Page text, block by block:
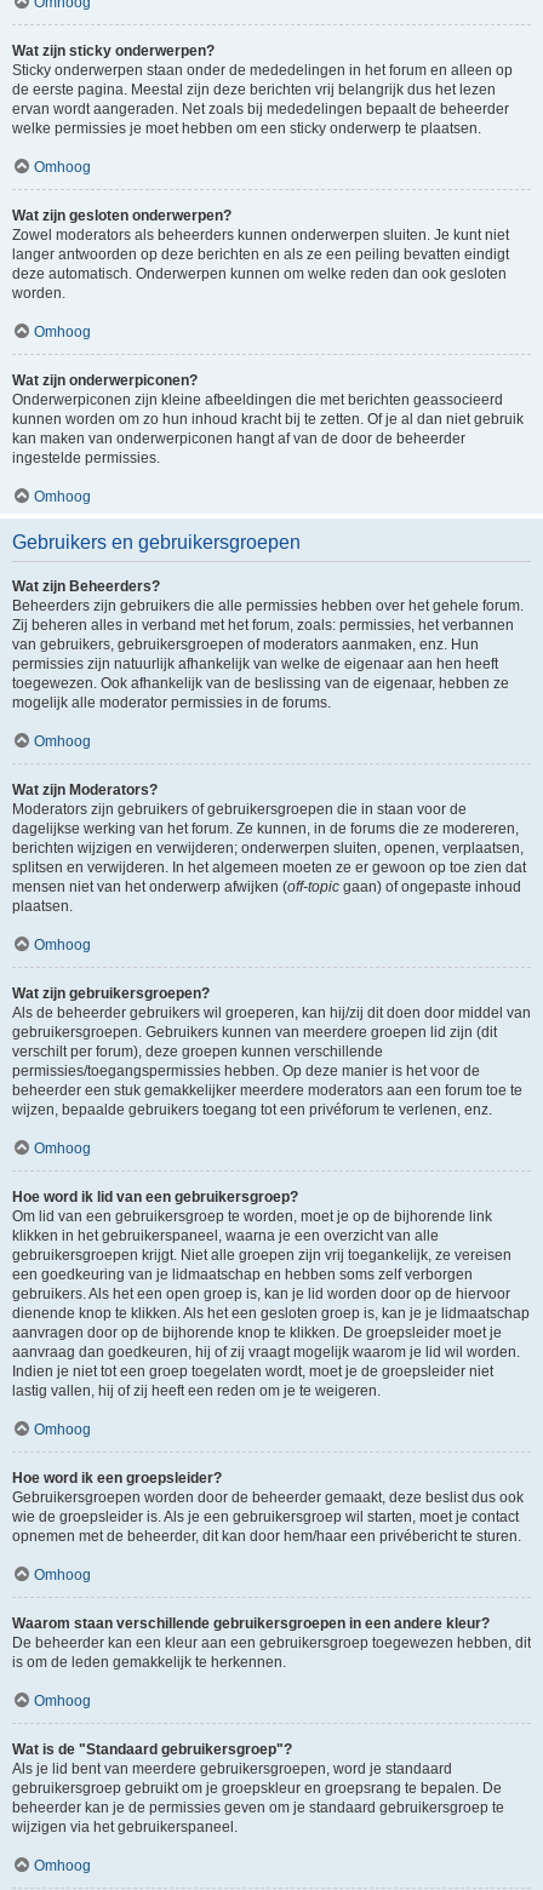
Wat zijn sticky onderwerpen?
Sticky onderwerpen staan onder de mededelingen in het forum en alleen op
de eerste pagina. Meestal zijn deze berichten vrij belangrijk dus het lezen
ervan wordt aangeraden. Net zoals bij mededelingen bepaalt de beheerder
welke permissies je moet hebben om een sticky onderwerp te plaatsen.
Omhoog
Wat zijn gesloten onderwerpen?
Zowel moderators als beheerders kunnen onderwerpen sluiten. Je kunt niet
langer antwoorden op deze berichten en als ze een peiling bevatten eindigt
deze automatisch. Onderwerpen kunnen om welke reden dan ook gesloten
worden.
Omhoog
Wat zijn onderwerpiconen?
Onderwerpiconen zijn kleine afbeeldingen die met berichten geassocieerd
kunnen worden om zo hun inhoud kracht bij te zetten. Of je al dan niet gebruik
kan maken van onderwerpiconen hangt af van de door de beheerder
ingestelde permissies.
Omhoog
Gebruikers en gebruikersgroepen
Wat zijn Beheerders?
Beheerders zijn gebruikers die alle permissies hebben over het gehele forum.
Zij beheren alles in verband met het forum, zoals: permissies, het verbannen
van gebruikers, gebruikersgroepen of moderators aanmaken, enz. Hun
permissies zijn natuurlijk afhankelijk van welke de eigenaar aan hen heeft
toegewezen. Ook afhankelijk van de beslissing van de eigenaar, hebben ze
mogelijk alle moderator permissies in de forums.
Omhoog
Wat zijn Moderators?
Moderators zijn gebruikers of gebruikersgroepen die in staan voor de
dagelijkse werking van het forum. Ze kunnen, in de forums die ze modereren,
berichten wijzigen en verwijderen; onderwerpen sluiten, openen, verplaatsen,
splitsen en verwijderen. In het algemeen moeten ze er gewoon op toe zien dat
mensen niet van het onderwerp afwijken (off-topic gaan) of ongepaste inhoud
plaatsen.
Omhoog
Wat zijn gebruikersgroepen?
Als de beheerder gebruikers wil groeperen, kan hij/zij dit doen door middel van
gebruikersgroepen. Gebruikers kunnen van meerdere groepen lid zijn (dit
verschilt per forum), deze groepen kunnen verschillende
permissies/toegangspermissies hebben. Op deze manier is het voor de
beheerder een stuk gemakkelijker meerdere moderators aan een forum toe te
wijzen, bepaalde gebruikers toegang tot een privéforum te verlenen, enz.
Omhoog
Hoe word ik lid van een gebruikersgroep?
Om lid van een gebruikersgroep te worden, moet je op de bijhorende link
klikken in het gebruikerspaneel, waarna je een overzicht van alle
gebruikersgroepen krijgt. Niet alle groepen zijn vrij toegankelijk, ze vereisen
een goedkeuring van je lidmaatschap en hebben soms zelf verborgen
gebruikers. Als het een open groep is, kan je lid worden door op de hiervoor
dienende knop te klikken. Als het een gesloten groep is, kan je je lidmaatschap
aanvragen door op de bijhorende knop te klikken. De groepsleider moet je
aanvraag dan goedkeuren, hij of zij vraagt mogelijk waarom je lid wil worden.
Indien je niet tot een groep toegelaten wordt, moet je de groepsleider niet
lastig vallen, hij of zij heeft een reden om je te weigeren.
Omhoog
Hoe word ik een groepsleider?
Gebruikersgroepen worden door de beheerder gemaakt, deze beslist dus ook
wie de groepsleider is. Als je een gebruikersgroep wil starten, moet je contact
opnemen met de beheerder, dit kan door hem/haar een privébericht te sturen.
Omhoog
Waarom staan verschillende gebruikersgroepen in een andere kleur?
De beheerder kan een kleur aan een gebruikersgroep toegewezen hebben, dit
is om de leden gemakkelijk te herkennen.
Omhoog
Wat is de "Standaard gebruikersgroep"?
Als je lid bent van meerdere gebruikersgroepen, word je standaard
gebruikersgroep gebruikt om je groepskleur en groepsrang te bepalen. De
beheerder kan je de permissies geven om je standaard gebruikersgroep te
wijzigen via het gebruikerspaneel.
Omhoog